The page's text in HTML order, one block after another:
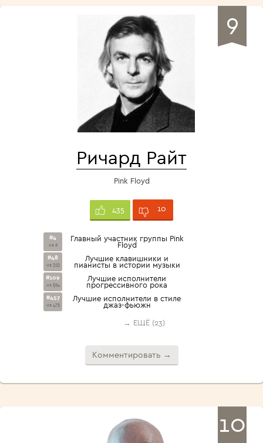
9
Ричард Райт
Pink Floyd
435 10
#4
из 6
Главный участник группы Pink
Floyd
#48
из 323
Лучшие клавишники и
пианисты в истории музыки
#109
из 594
Лучшие исполнители
прогрессивного рока
#457
из 475
Лучшие исполнители в стиле
джаз-фьюжн
→ ЕЩЁ (23)
Комментировать →
10